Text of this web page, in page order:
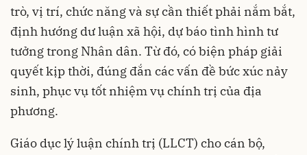
trò, vị trí, chức năng và sự cần thiết phải nắm bắt,
định hướng dư luận xã hội, dự báo tình hình tư
tưởng trong Nhân dân. Từ đó, có biện pháp giải
quyết kịp thời, đúng đắn các vấn đề bức xúc nảy
sinh, phục vụ tốt nhiệm vụ chính trị của địa
phương.
Giáo dục lý luận chính trị (LLCT) cho cán bộ,